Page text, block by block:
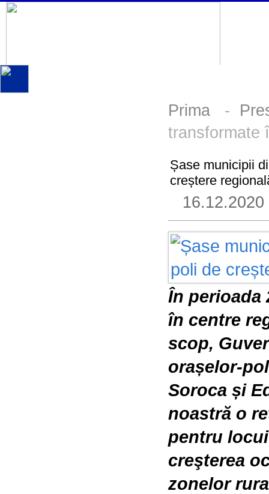
Prima -
transformate
Șase municipii
creștere
16.12.2020
În perioada
în centre
scop,
orașelor-
Soroca și
noastră o
pentru
creşterea
zonelor